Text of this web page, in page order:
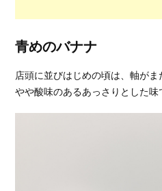
青めのバナナ
店頭に並びはじめの頃は、軸がま
やや酸味のあるあっさりとした味